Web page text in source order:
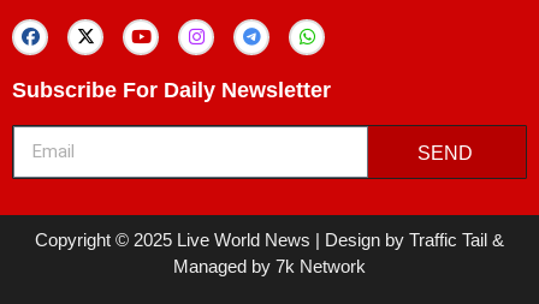
Subscribe For Daily Newsletter
SEND
Copyright © 2025 Live World News | Design by Traffic Tail &
Managed by 7k Network